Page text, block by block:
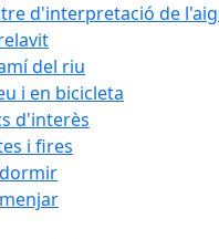
d'interpretació de
del riu
i en bicicleta
d'interès
i fires